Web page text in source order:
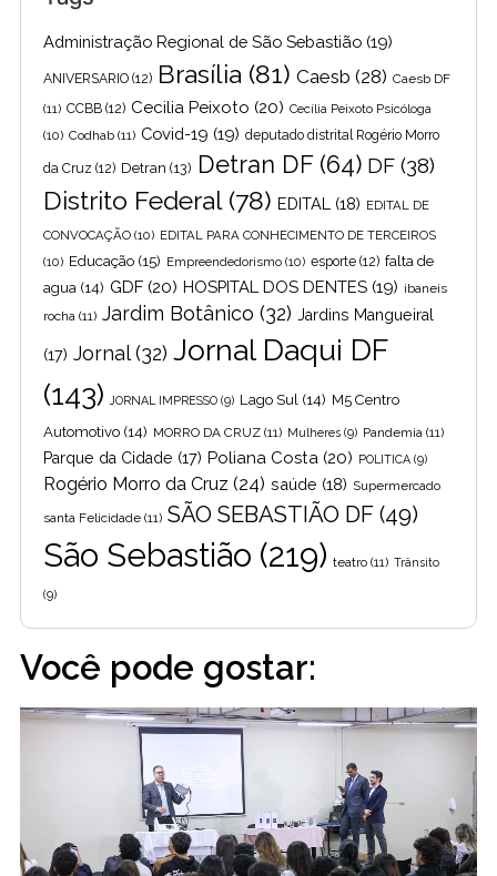
Administração Regional de São Sebastião (19)
ANIVERSARIO (12) Brasília (81) Caesb (28) Caesb DF
(11) CCBB (12) Cecilia Peixoto (20) Cecília Peixoto Psicóloga
(10) Codhab (11) Covid-19 (19) deputado distrital Rogério Morro
da Cruz (12) Detran (13) Detran DF(64) DF (38)
Distrito Federal(78) EDITAL (18) EDITAL DE
CONVOCAÇÃO (10) EDITAL PARA CONHECIMENTO DE TERCEIROS
(10) Educação (15) Empreendedorismo (10) esporte (12) falta de
agua (14) GDF (20) HOSPITAL DOS DENTES (19) ibaneis
rocha (11) Jardim Botânico (32) Jardins Mangueiral
(17) Jornal(32) Jornal Daqui DF
(143)
JORNAL IMPRESSO (9) Lago Sul (14) M5 Centro
Automotivo (14) MORRO DA CRUZ (11) Mulheres (9) Pandemia (11)
Parque da Cidade (17) Poliana Costa (20) POLITICA (9)
Rogério Morro da Cruz (24) saúde (18) Supermercado
santa Felicidade (11) SÃO SEBASTIÃO DF (49)
São Sebastião (219) teatro (11) Trânsito
(9)
Você pode gostar: